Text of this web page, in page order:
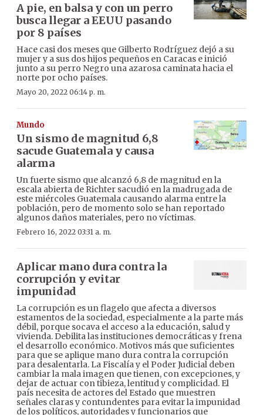
A pie, en balsa y con un perro
busca llegar a EEUU pasando
por 8 países
Hace casi dos meses que Gilberto Rodríguez dejó a su
mujer y a sus dos hijos pequeños en Caracas e inició
junto a su perro Negro una azarosa caminata hacia el
norte por ocho países.
Mayo 20, 2022 06:14 p. m.
Mundo
Un sismo de magnitud 6,8
sacude Guatemala y causa
alarma
Un fuerte sismo que alcanzó 6,8 de magnitud en la
escala abierta de Richter sacudió en la madrugada de
este miércoles Guatemala causando alarma entre la
población, pero de momento solo se han reportado
algunos daños materiales, pero no víctimas.
Febrero 16, 2022 03:31 a. m.
Aplicar mano dura contra la
corrupción y evitar
impunidad
La corrupción es un flagelo que afecta a diversos
estamentos de la sociedad, especialmente a la parte más
débil, porque socava el acceso a la educación, salud y
vivienda. Debilita las instituciones democráticas y frena
el desarrollo económico. Motivos más que suficientes
para que se aplique mano dura contra la corrupción
para desalentarla. La Fiscalía y el Poder Judicial deben
cambiar la mala imagen que tienen, con excepciones, y
dejar de actuar con tibieza, lentitud y complicidad. El
país necesita de actores del Estado que muestren
señales claras y contundentes para evitar la impunidad
de los políticos, autoridades y funcionarios que